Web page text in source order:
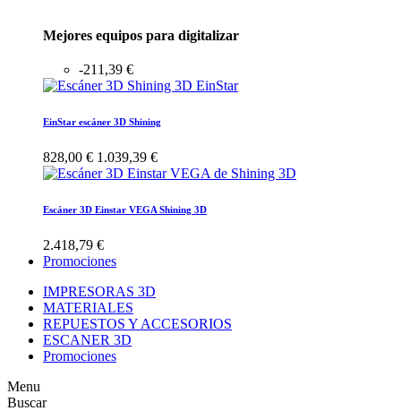
Mejores equipos para digitalizar
-211,39 €
EinStar escáner 3D Shining
828,00 € 1.039,39 €
Escáner 3D Einstar VEGA Shining 3D
2.418,79 €
Promociones
IMPRESORAS 3D
MATERIALES
REPUESTOS Y ACCESORIOS
ESCANER 3D
Promociones
Menu
Buscar